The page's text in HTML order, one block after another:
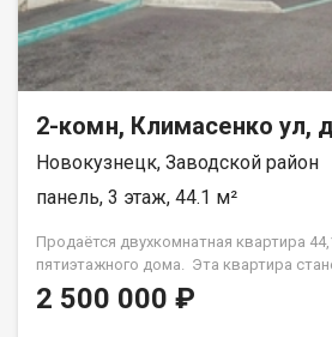
прекрасной квартиры! Свяжитесь с
запланируйте просмотр объекта.
предложение вас заинтересует!
номер объявления - 541737 Номер
2-комн, Климасенко ул,
Новокузнецк, Заводской район
панель, 3 этаж, 44.1 м²
Продаётся двухкомнатная квартира
пятиэтажного дома. Эта квартира
стартовым трамплином для молодых
самостоятельность и хотят получить
2 500 000 ₽